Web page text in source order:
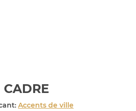
CADRE
Accents de ville